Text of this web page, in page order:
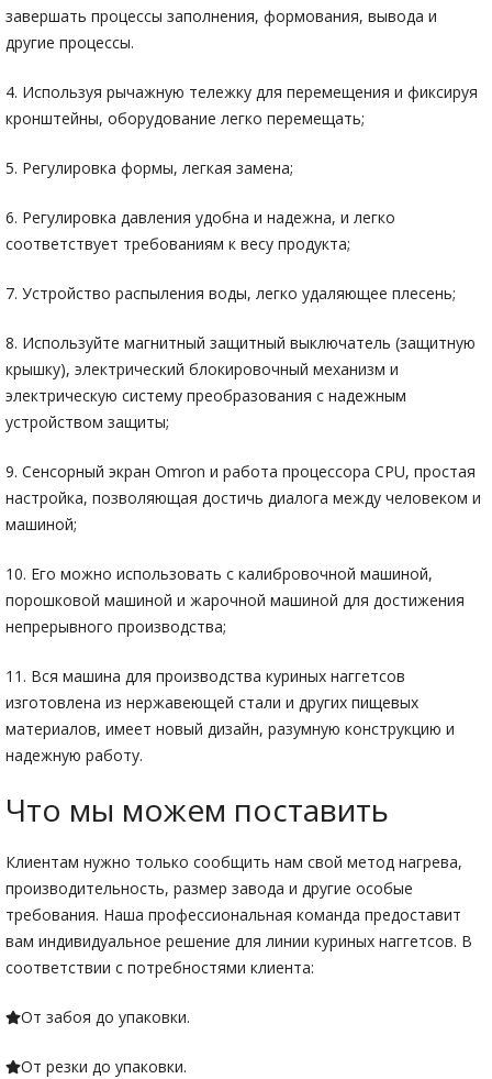
завершать процессы заполнения, формования, вывода и
другие процессы.
4. Используя рычажную тележку для перемещения и фиксируя
кронштейны, оборудование легко перемещать;
5. Регулировка формы, легкая замена;
6. Регулировка давления удобна и надежна, и легко
соответствует требованиям к весу продукта;
7. Устройство распыления воды, легко удаляющее плесень;
8. Используйте магнитный защитный выключатель (защитную
крышку), электрический блокировочный механизм и
электрическую систему преобразования с надежным
устройством защиты;
9. Сенсорный экран Omron и работа процессора CPU, простая
настройка, позволяющая достичь диалога между человеком и
машиной;
10. Его можно использовать с калибровочной машиной,
порошковой машиной и жарочной машиной для достижения
непрерывного производства;
11. Вся машина для производства куриных наггетсов
изготовлена из нержавеющей стали и других пищевых
материалов, имеет новый дизайн, разумную конструкцию и
надежную работу.
Что мы можем поставить
Клиентам нужно только сообщить нам свой метод нагрева,
производительность, размер завода и другие особые
требования. Наша профессиональная команда предоставит
вам индивидуальное решение для линии куриных наггетсов. В
соответствии с потребностями клиента:
От забоя до упаковки.
От резки до упаковки.